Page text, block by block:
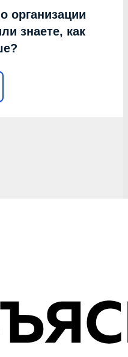
организации
знаете, как